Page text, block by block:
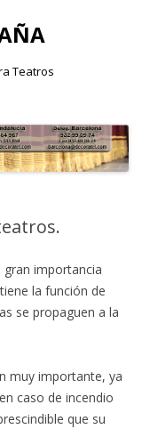
Teatros
importancia
la función de
se propaguen a la
muy importante, ya
caso de incendio
que su